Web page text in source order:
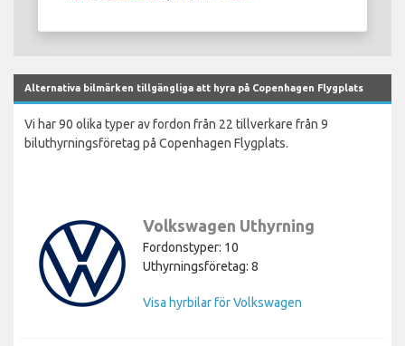
Alternativa bilmärken tillgängliga att hyra på Copenhagen Flygplats
Vi har 90 olika typer av fordon från 22 tillverkare från 9
biluthyrningsföretag på Copenhagen Flygplats.
Volkswagen Uthyrning
Fordonstyper: 10
Uthyrningsföretag: 8
Visa hyrbilar för Volkswagen